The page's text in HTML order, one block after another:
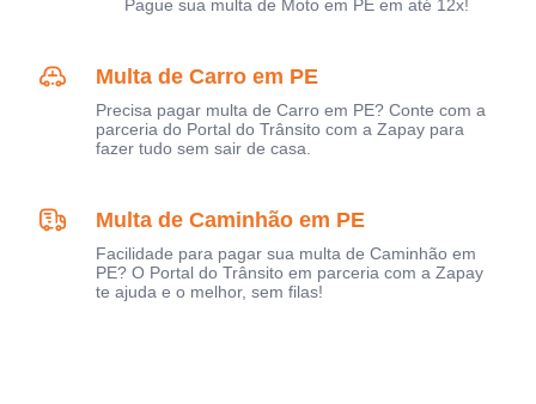
Pague sua multa de Moto em PE em até 12x!
Multa de Carro em PE
Precisa pagar multa de Carro em PE? Conte com a
parceria do Portal do Trânsito com a Zapay para
fazer tudo sem sair de casa.
Multa de Caminhão em PE
Facilidade para pagar sua multa de Caminhão em
PE? O Portal do Trânsito em parceria com a Zapay
te ajuda e o melhor, sem filas!